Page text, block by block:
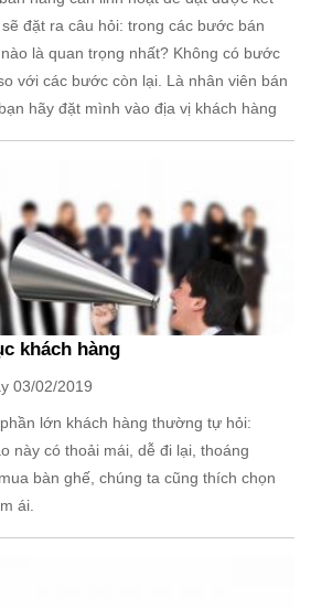
đặt ra câu hỏi: trong các bước bán
là quan trọng nhất? Không có bước
với các bước còn lại. Là nhân viên bán
hãy đặt mình vào địa vị khách hàng
khách hàng
03/02/2019
lớn khách hàng thường tự hỏi:
này có thoải mái, dễ đi lại, thoáng
bàn ghế, chúng ta cũng thích chọn
ái.